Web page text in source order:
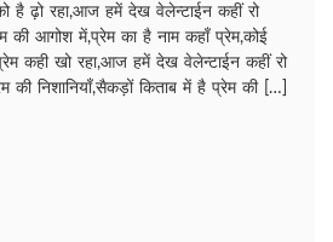
है ढ़ो रहा,आज हमें देख वेलेन्टाईन कहीं रो
की आगोश में,प्रेम का है नाम कहाँ प्रेम,कोई
कही खो रहा,आज हमें देख वेलेन्टाईन कहीं रो
निशानियाँ,सैकड़ों किताब में है प्रेम की […]